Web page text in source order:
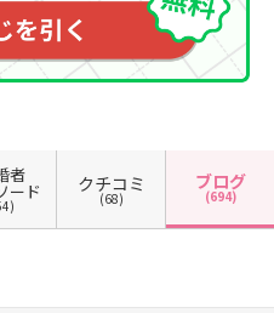
者
ード クチコミ
(68)
ブログ
(694)